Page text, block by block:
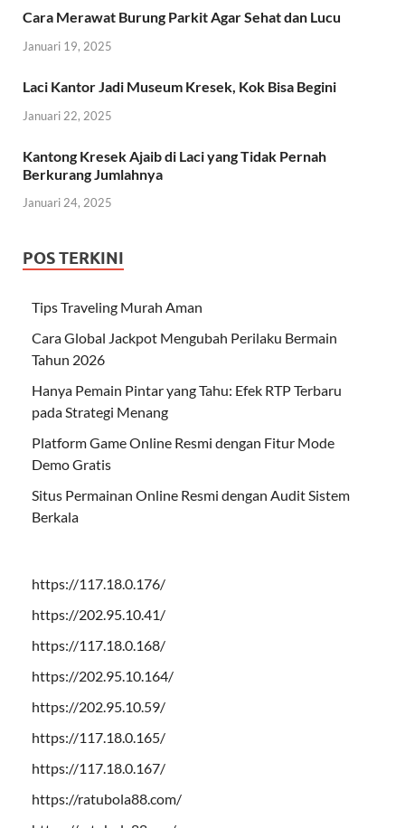
Cara Merawat Burung Parkit Agar Sehat dan Lucu
Januari 19, 2025
Laci Kantor Jadi Museum Kresek, Kok Bisa Begini
Januari 22, 2025
Kantong Kresek Ajaib di Laci yang Tidak Pernah
Berkurang Jumlahnya
Januari 24, 2025
POS TERKINI
Tips Traveling Murah Aman
Cara Global Jackpot Mengubah Perilaku Bermain
Tahun 2026
Hanya Pemain Pintar yang Tahu: Efek RTP Terbaru
pada Strategi Menang
Platform Game Online Resmi dengan Fitur Mode
Demo Gratis
Situs Permainan Online Resmi dengan Audit Sistem
Berkala
https://117.18.0.176/
https://202.95.10.41/
https://117.18.0.168/
https://202.95.10.164/
https://202.95.10.59/
https://117.18.0.165/
https://117.18.0.167/
https://ratubola88.com/